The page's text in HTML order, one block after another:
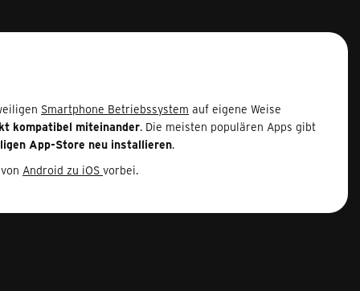
Smartphone Betriebssystem auf eigene Weise
kompatibel miteinander. Die meisten populären Apps gibt
App-Store neu installieren.
Android zu iOS vorbei.